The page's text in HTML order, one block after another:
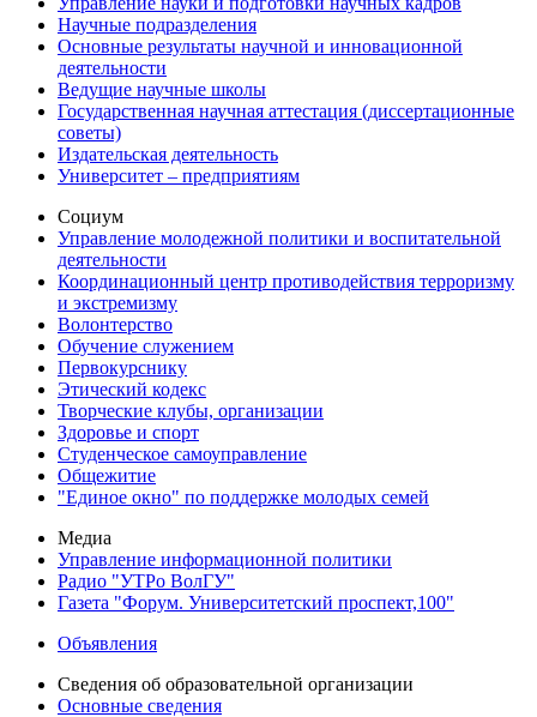
Научные подразделения
Основные результаты научной и инновационной
деятельности
Ведущие научные школы
Государственная научная аттестация (диссертационные
советы)
Издательская деятельность
Университет – предприятиям
Социум
Управление молодежной политики и воспитательной
деятельности
Координационный центр противодействия терроризму
и экстремизму
Волонтерство
Обучение служением
Первокурснику
Этический кодекс
Творческие клубы, организации
Здоровье и спорт
Студенческое самоуправление
Общежитие
"Единое окно" по поддержке молодых семей
Медиа
Управление информационной политики
Радио "УТРо ВолГУ"
Газета "Форум. Университетский проспект,100"
Объявления
Сведения об образовательной организации
Основные сведения